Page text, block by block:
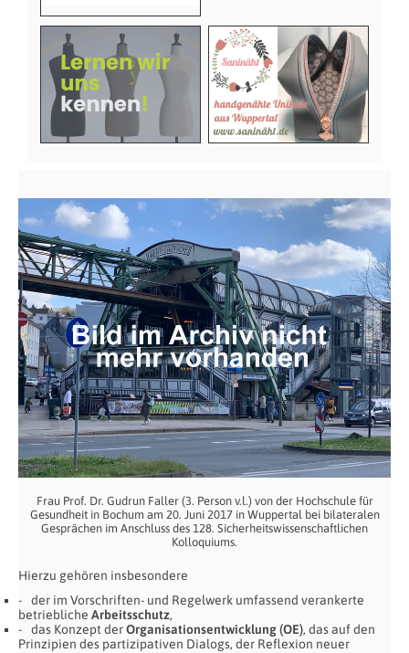
Frau Prof. Dr. Gudrun Faller (3. Person v.l.) von der Hochschule für
Gesundheit in Bochum am 20. Juni 2017 in Wuppertal bei bilateralen
Gesprächen im Anschluss des 128. Sicherheitswissenschaftlichen
Kolloquiums.
Hierzu gehören insbesondere
der im Vorschriften- und Regelwerk umfassend verankerte
betriebliche Arbeitsschutz,
das Konzept derOrganisationsentwicklung (OE), das auf den
Prinzipien des partizipativen Dialogs, der Reflexion neuer